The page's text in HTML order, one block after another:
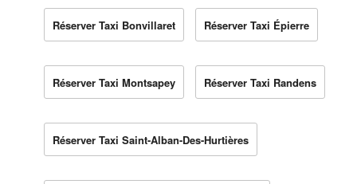
Réserver Taxi Bonvillaret Réserver Taxi Épierre
Réserver Taxi Montsapey Réserver Taxi Randens
Réserver Taxi Saint-Alban-Des-Hurtières